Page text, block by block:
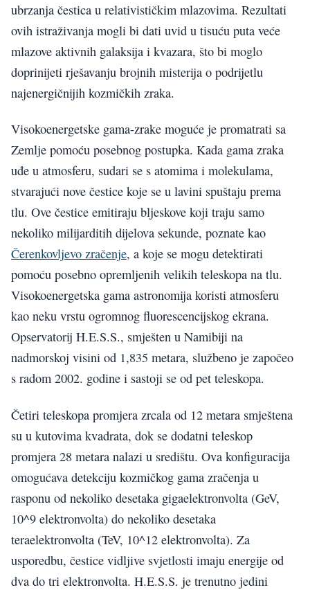
ubrzanja čestica u relativističkim mlazovima. Rezultati
ovih istraživanja mogli bi dati uvid u tisuću puta veće
mlazove aktivnih galaksija i kvazara, što bi moglo
doprinijeti rješavanju brojnih misterija o podrijetlu
najenergičnijih kozmičkih zraka.
Visokoenergetske gama-zrake moguće je promatrati sa
Zemlje pomoću posebnog postupka. Kada gama zraka
uđe u atmosferu, sudari se s atomima i molekulama,
stvarajući nove čestice koje se u lavini spuštaju prema
tlu. Ove čestice emitiraju bljeskove koji traju samo
nekoliko milijarditih dijelova sekunde, poznate kao
Čerenkovljevo zračenje, a koje se mogu detektirati
pomoću posebno opremljenih velikih teleskopa na tlu.
Visokoenergetska gama astronomija koristi atmosferu
kao neku vrstu ogromnog fluorescencijskog ekrana.
Opservatorij H.E.S.S., smješten u Namibiji na
nadmorskoj visini od 1,835 metara, službeno je započeo
s radom 2002. godine i sastoji se od pet teleskopa.
Četiri teleskopa promjera zrcala od 12 metara smještena
su u kutovima kvadrata, dok se dodatni teleskop
promjera 28 metara nalazi u središtu. Ova konfiguracija
omogućava detekciju kozmičkog gama zračenja u
rasponu od nekoliko desetaka gigaelektronvolta (GeV,
10^9 elektronvolta) do nekoliko desetaka
teraelektronvolta (TeV, 10^12 elektronvolta). Za
usporedbu, čestice vidljive svjetlosti imaju energije od
dva do tri elektronvolta. H.E.S.S. je trenutno jedini